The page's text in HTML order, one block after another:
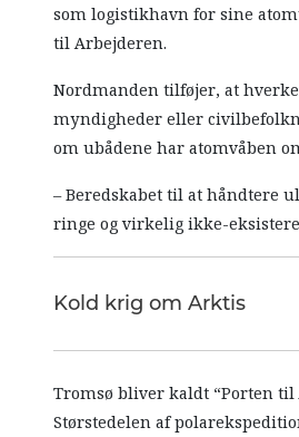
som logistikhavn for sine
til Arbejderen.
Nordmanden tilføjer, at
myndigheder eller
om ubådene har atomvåben
– Beredskabet til at håndtere
ringe og virkelig ikke-
Kold krig om Arktis
Tromsø bliver kaldt “Porten til
Størstedelen af